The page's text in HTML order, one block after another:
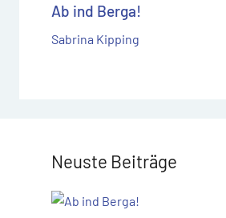
Ab ind Berga!
Sabrina Kipping
Neuste Beiträge